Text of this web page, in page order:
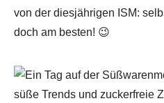
von der diesjährigen ISM:
doch am besten! 😉